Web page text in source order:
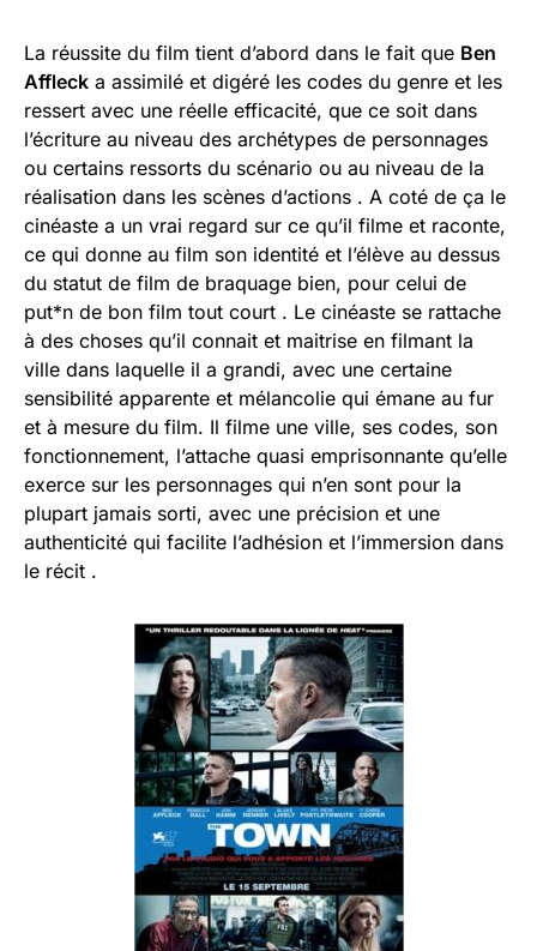
La réussite du film tient d’abord dans le fait que Ben
Affleck a assimilé et digéré les codes du genre et les
ressert avec une réelle efficacité, que ce soit dans
l’écriture au niveau des archétypes de personnages
ou certains ressorts du scénario ou au niveau de la
réalisation dans les scènes d’actions . A coté de ça le
cinéaste a un vrai regard sur ce qu’il filme et raconte,
ce qui donne au film son identité et l’élève au dessus
du statut de film de braquage bien, pour celui de
put*n de bon film tout court . Le cinéaste se rattache
à des choses qu’il connait et maitrise en filmant la
ville dans laquelle il a grandi, avec une certaine
sensibilité apparente et mélancolie qui émane au fur
et à mesure du film. Il filme une ville, ses codes, son
fonctionnement, l’attache quasi emprisonnante qu’elle
exerce sur les personnages qui n’en sont pour la
plupart jamais sorti, avec une précision et une
authenticité qui facilite l’adhésion et l’immersion dans
le récit .